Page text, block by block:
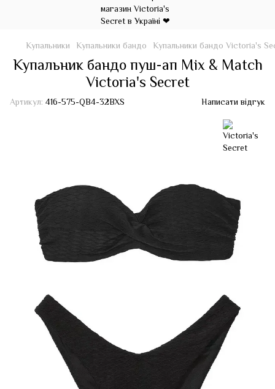
Купальники Купальники бандо Купальники бандо Victoria's
Купальник бандо пуш-ап Mix & Match
Victoria's Secret
Артикул: 416-575-QB4-32BXS Написати відгук